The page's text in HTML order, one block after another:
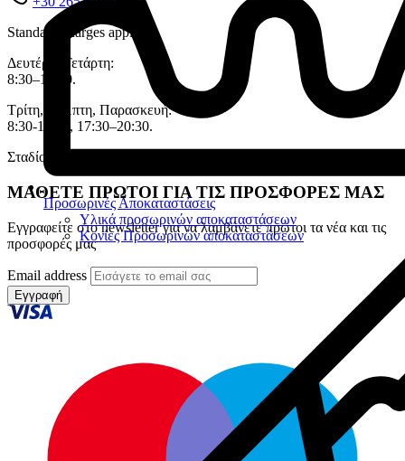
Προσωρινές Αποκαταστάσεις
Υλικά προσωρινών αποκαταστάσεων
Κονίες Προσωρινών αποκαταστάσεων
Standard charges apply
Δευτέρα, Τετάρτη:
8:30–14:00.
Τρίτη, Πέμπτη, Παρασκευή:
8:30-14:00, 17:30–20:30.
Σταδίου 11, 45333 , Ιωάννινα.
ΜΑΘΕΤΕ ΠΡΩΤΟΙ ΓΙΑ ΤΙΣ ΠΡΟΣΦΟΡΕΣ ΜΑΣ
Εγγραφείτε στο newsletter για να λαμβάνετε πρώτοι τα νέα και τις
προσφορές μας
Email address
Εγγραφή